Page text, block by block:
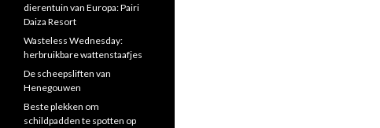
dierentuin van Europa: Pairi
Daiza Resort
Wasteless Wednesday:
herbruikbare wattenstaafjes
De scheepsliften van
Henegouwen
Beste plekken om
schildpadden te spotten op